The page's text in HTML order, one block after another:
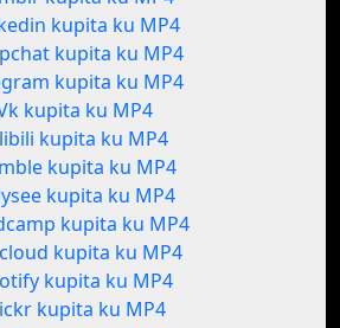
kupita ku MP4
kupita ku MP4
kupita ku MP4
kupita ku MP4
kupita ku MP4
kupita ku MP4
kupita ku MP4
kupita ku MP4
kupita ku MP4
kupita ku MP4
kupita ku MP4